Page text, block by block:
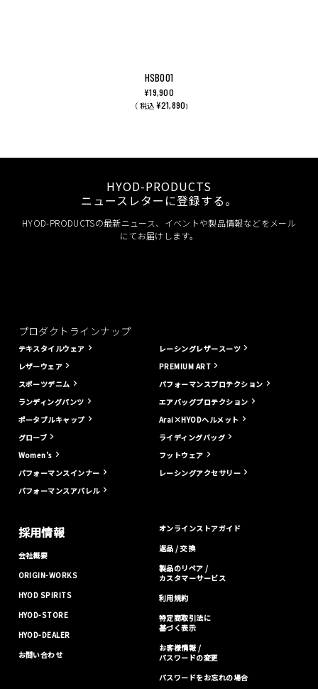
HSB001
¥19,900
（ 税込 ¥21,890)
HYOD-PRODUCTS
ニュースレターに登録する。
HYOD-PRODUCTSの最新ニュース、イベントや製品情報などをメール
にてお届けします。
プロダクトラインナップ
テキスタイルウェア
レザーウェア
スポーツデニム
ランディングパンツ
ポータブルキャップ
グローブ
Women's
パフォーマンスインナー
パフォーマンスアパレル
レーシングレザースーツ
PREMIUM ART
パフォーマンスプロテクション
エアバッグプロテクション
Arai×HYODヘルメット
ライディングバッグ
フットウェア
レーシングアクセサリー
採用情報
会社概要
ORIGIN-WORKS
HYOD SPIRITS
HYOD-STORE
HYOD-DEALER
お問い合わせ
オンラインストアガイド
返品 / 交換
製品のリペア /
カスタマーサービス
利用規約
特定商取引法に
基づく表示
お客様情報 /
パスワードの変更
パスワードをお忘れの場合